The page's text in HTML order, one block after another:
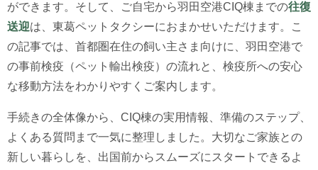
ができます。そして、ご自宅から羽田空港CIQ棟までの往復
送迎は、東葛ペットタクシーにおまかせいただけます。こ
の記事では、首都圏在住の飼い主さま向けに、羽田空港で
の事前検疫（ペット輸出検疫）の流れと、検疫所への安心
な移動方法をわかりやすくご案内します。
手続きの全体像から、CIQ棟の実用情報、準備のステップ、
よくある質問まで一気に整理しました。大切なご家族との
新しい暮らしを、出国前からスムーズにスタートできるよ